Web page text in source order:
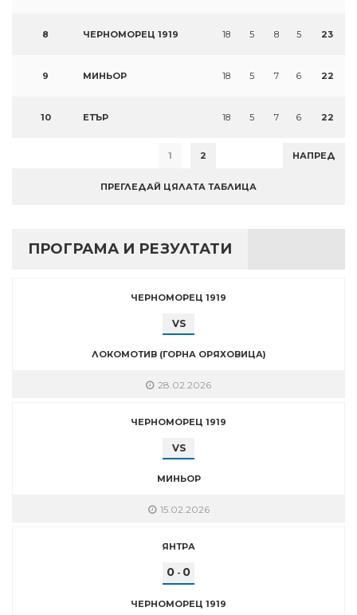
8 ЧЕРНОМОРЕЦ 1919 18 5 8 5 23
9 МИНЬОР 18 5 7 6 22
10 ЕТЪР 18 5 7 6 22
1 2 НАПРЕД
ПРЕГЛЕДАЙ ЦЯЛАТА ТАБЛИЦА
ПРОГРАМА И РЕЗУЛТАТИ
ЧЕРНОМОРЕЦ 1919
VS
ЛОКОМОТИВ (ГОРНА ОРЯХОВИЦА)
28.02.2026
ЧЕРНОМОРЕЦ 1919
VS
МИНЬОР
15.02.2026
ЯНТРА
0 - 0
ЧЕРНОМОРЕЦ 1919